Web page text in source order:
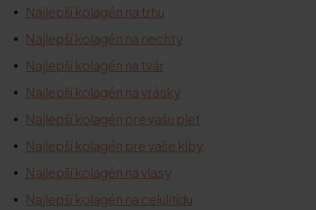
Najlepší kolagén na trhu
Najlepší kolagén na nechty
Najlepší kolagén na tvár
Najlepší kolagén na vrásky
Najlepší kolagén pre vašu pleť
Najlepší kolagén pre vaše kĺby
Najlepší kolagén na vlasy
Najlepší kolagén na celulitídu